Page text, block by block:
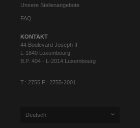
Unsere Stellenangebote
FAQ
KONTAKT
44 Boulevard Joseph II
L-1840 Luxembourg
B.P. 404 - L-2014 Luxembourg
T.: 2755 F.: 2755-2001
Deutsch